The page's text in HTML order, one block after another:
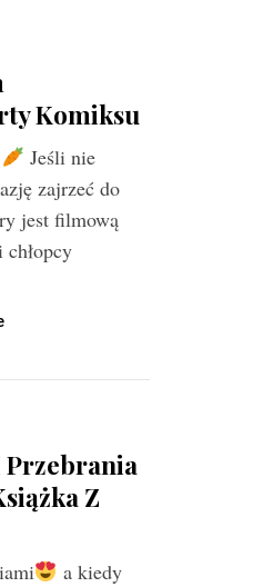
Komiksu
Jeśli nie
zajrzeć do
jest filmową
Przebrania
Z
a kiedy